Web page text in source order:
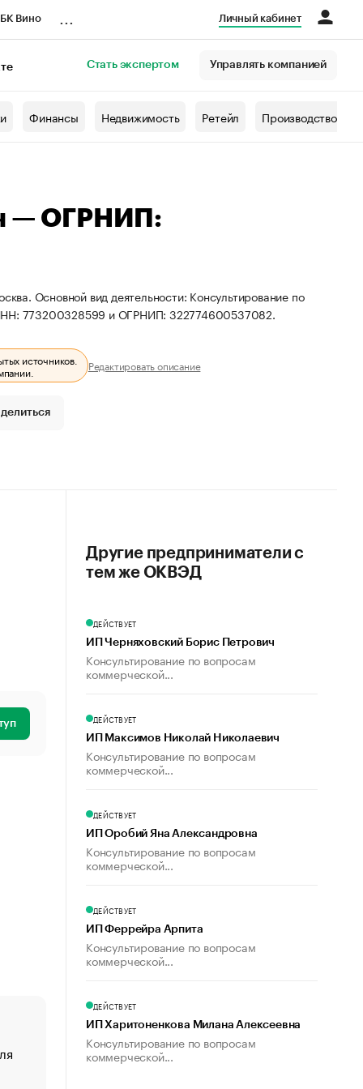
Вино Личный кабинет
Стать экспертом Управлять компанией
Финансы Недвижимость Ретейл Производство
— ОГРНИП:
Основной вид деятельности: Консультирование по
773200328599 и ОГРНИП: 322774600537082.
источников. Редактировать описание
«От спорта тело стареет иначе». Как живет глава
создавшей GTA
Другие предприниматели с
тем же ОКВЭД
ДЕЙСТВУЕТ
ИП Черняховский Борис Петрович
Консультирование по вопросам
коммерческой...
ДЕЙСТВУЕТ
ИП Максимов Николай Николаевич
Консультирование по вопросам
коммерческой...
ДЕЙСТВУЕТ
ИП Оробий Яна Александровна
Консультирование по вопросам
коммерческой...
ДЕЙСТВУЕТ
ИП Феррейра Арпита
Консультирование по вопросам
коммерческой...
ДЕЙСТВУЕТ
ИП Харитоненкова Милана Алексеевна
Консультирование по вопросам
коммерческой...